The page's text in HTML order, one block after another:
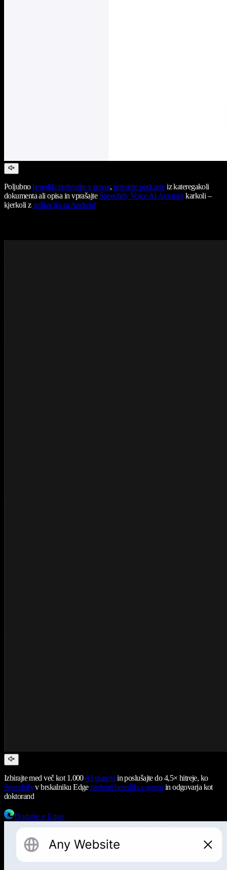
Poljubnobesedilo pretvorite v govor, ustvarite podcasteiz kateregakoli
dokumenta ali opisa in vprašajte Speechify Voice AI Assistantkarkoli –
kjerkoli zaplikacijo za Android
Izbirajte med več kot 1.000AI glasovi in poslušajte do 4,5× hitreje, ko
Speechifyv brskalniku Edgepretvori besedilo v govorin odgovarja kot
doktorand
Dodajte v Edge